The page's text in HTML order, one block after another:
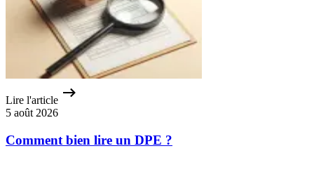
Lire l'article
5 août 2026
Comment bien lire un DPE ?